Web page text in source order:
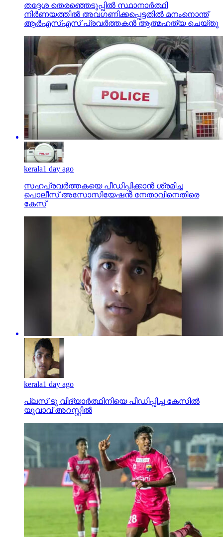
തദ്ദേശ തെരഞ്ഞെടുപ്പില്‍ സ്ഥാനാര്‍ത്ഥി
നിര്‍ണയത്തില്‍ അവഗണിക്കപ്പെട്ടതില്‍ മനംനൊന്ത്
ആര്‍എസ്എസ് പ്രവര്‍ത്തകന്‍ ആത്മഹത്യ ചെയ്തു
kerala1 day ago
സഹപ്രവര്‍ത്തകയെ പീഡിപ്പിക്കാന്‍ ശ്രമിച്ച
പൊലീസ് അസോസിയേഷന്‍ നേതാവിനെതിരെ
കേസ്
kerala1 day ago
പ്ലസ് ടു വിദ്യാര്‍ത്ഥിനിയെ പീഡിപ്പിച്ച കേസില്‍
യുവാവ് അറസ്റ്റില്‍